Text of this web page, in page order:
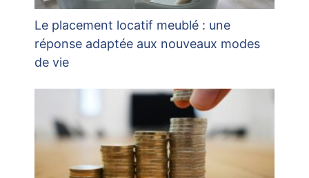
Le placement locatif meublé : une
réponse adaptée aux nouveaux modes
de vie